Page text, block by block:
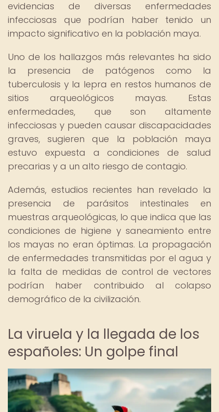
evidencias de diversas enfermedades
infecciosas que podrían haber tenido un
impacto significativo en la población maya.
Uno de los hallazgos más relevantes ha sido
la presencia de patógenos como la
tuberculosis y la lepra en restos humanos de
sitios arqueológicos mayas. Estas
enfermedades, que son altamente
infecciosas y pueden causar discapacidades
graves, sugieren que la población maya
estuvo expuesta a condiciones de salud
precarias y a un alto riesgo de contagio.
Además, estudios recientes han revelado la
presencia de parásitos intestinales en
muestras arqueológicas, lo que indica que las
condiciones de higiene y saneamiento entre
los mayas no eran óptimas. La propagación
de enfermedades transmitidas por el agua y
la falta de medidas de control de vectores
podrían haber contribuido al colapso
demográfico de la civilización.
La viruela y la llegada de los
españoles: Un golpe final